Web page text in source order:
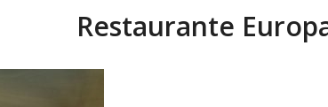
Restaurante